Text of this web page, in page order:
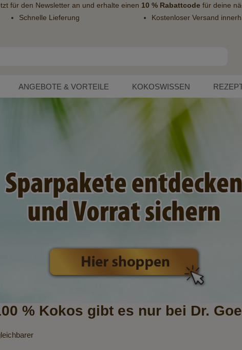
für den Newsletteran und erhalte einen 10 % Rabattcodefür deine
Schnelle Lieferung Kostenloser Versand
ANGEBOTE & VORTEILE KOKOSWISSEN
% Kokos gibt es nur bei Dr.